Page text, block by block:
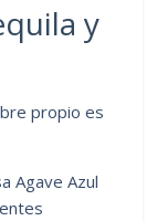
y
propio es
Agave Azul